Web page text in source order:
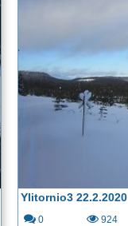
Ylitornio3 22.2.2020
0 924